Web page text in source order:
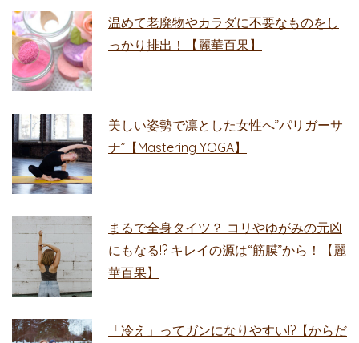
温めて老廃物やカラダに不要なものをし
っかり排出！【麗華百果】
美しい姿勢で凛とした女性へ”パリガーサ
ナ”【Mastering YOGA】
まるで全身タイツ？ コリやゆがみの元凶
にもなる!? キレイの源は“筋膜”から！【麗
華百果】
「冷え」ってガンになりやすい!?【からだ